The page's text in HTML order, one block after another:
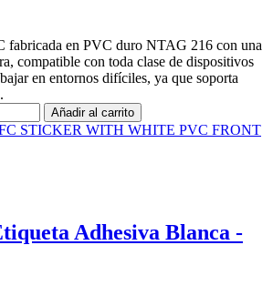
fabricada en PVC duro NTAG 216 con una
compatible con toda clase de dispositivos
en entornos difíciles, ya que soporta
Añadir al carrito
Adhesiva Blanca -